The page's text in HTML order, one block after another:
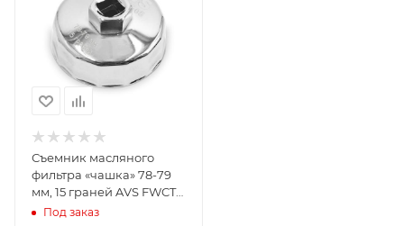
Съемник масляного
фильтра «чашка» 78-79
мм, 15 граней AVS FWCT-
05Под заказ